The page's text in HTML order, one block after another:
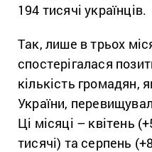
194 тисячі українців.
Так, лише в трьох
спостерігалася
кількість громадян,
України,
Ці місяці – квітень
тисячі) та серпень